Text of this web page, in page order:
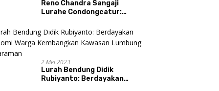
Reno Chandra Sangaji
Lurahe Condongcatur:
Proses, Dengarkan Suara
Masyarakat, dan Syukuri
Hasil
2 Mei 2023
Lurah Bendung Didik
Rubiyanto: Berdayakan